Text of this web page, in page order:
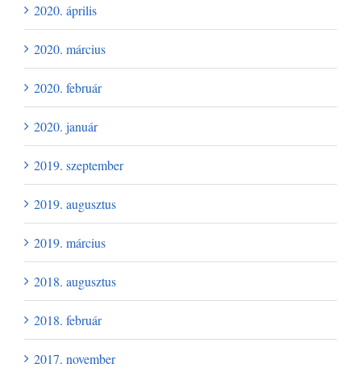
2020. április
2020. március
2020. február
2020. január
2019. szeptember
2019. augusztus
2019. március
2018. augusztus
2018. február
2017. november